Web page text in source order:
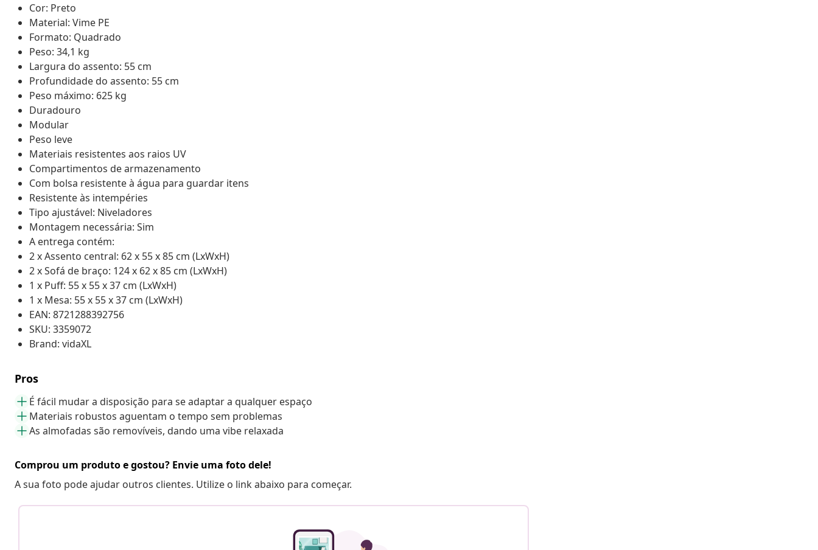
Cor: Preto
Material: Vime PE
Formato: Quadrado
Peso: 34,1 kg
Largura do assento: 55 cm
Profundidade do assento: 55 cm
Peso máximo: 625 kg
Duradouro
Modular
Peso leve
Materiais resistentes aos raios UV
Compartimentos de armazenamento
Com bolsa resistente à água para guardar itens
Resistente às intempéries
Tipo ajustável: Niveladores
Montagem necessária: Sim
A entrega contém:
2 x Assento central: 62 x 55 x 85 cm (LxWxH)
2 x Sofá de braço: 124 x 62 x 85 cm (LxWxH)
1 x Puff: 55 x 55 x 37 cm (LxWxH)
1 x Mesa: 55 x 55 x 37 cm (LxWxH)
EAN: 8721288392756
SKU: 3359072
Brand: vidaXL
Pros
É fácil mudar a disposição para se adaptar a qualquer espaço
Materiais robustos aguentam o tempo sem problemas
As almofadas são removíveis, dando uma vibe relaxada
Comprou um produto e gostou? Envie uma foto dele!
A sua foto pode ajudar outros clientes. Utilize o link abaixo para começar.